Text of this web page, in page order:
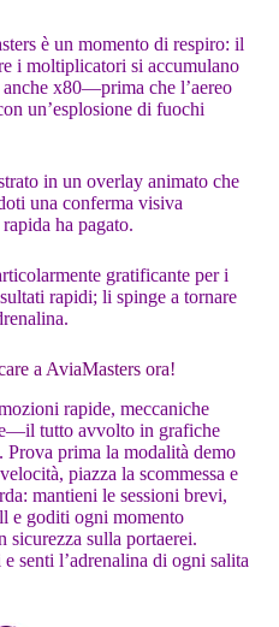
è un momento di respiro: il
i moltiplicatori si accumulano
x80—prima che l’aereo
un’esplosione di fuochi
in un overlay animato che
una conferma visiva
ha pagato.
gratificante per i
rapidi; li spinge a tornare
a AviaMasters ora!
rapide, meccaniche
tutto avvolto in grafiche
prima la modalità demo
piazza la scommessa e
mantieni le sessioni brevi,
e goditi ogni momento
sicurezza sulla portaerei.
senti l’adrenalina di ogni salita